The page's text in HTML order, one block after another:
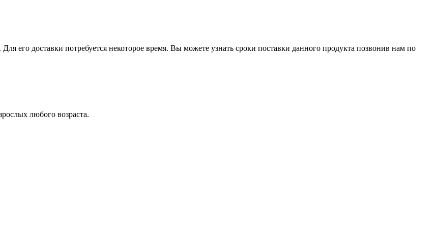
его доставки потребуется некоторое время. Вы можете узнать сроки поставки данного продукта позвонив нам по
любого возраста.